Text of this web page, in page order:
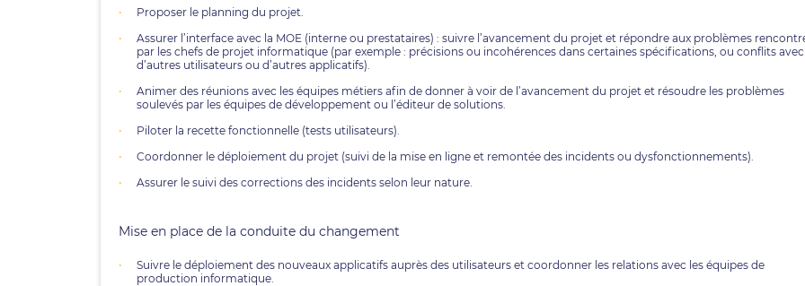
Proposer le planning du projet.
Assurer l’interface avec la MOE (interne ou prestataires) : suivre l’avancement du projet et répondre aux problèmes
par les chefs de projet informatique (par exemple : précisions ou incohérences dans certaines spécifications, ou conflits avec
d’autres utilisateurs ou d’autres applicatifs).
Animer des réunions avec les équipes métiers afin de donner à voir de l’avancement du projet et résoudre les problèmes
soulevés par les équipes de développement ou l’éditeur de solutions.
Piloter la recette fonctionnelle (tests utilisateurs).
Coordonner le déploiement du projet (suivi de la mise en ligne et remontée des incidents ou dysfonctionnements).
Assurer le suivi des corrections des incidents selon leur nature.
Mise en place de la conduite du changement
Suivre le déploiement des nouveaux applicatifs auprès des utilisateurs et coordonner les relations avec les équipes de
production informatique.